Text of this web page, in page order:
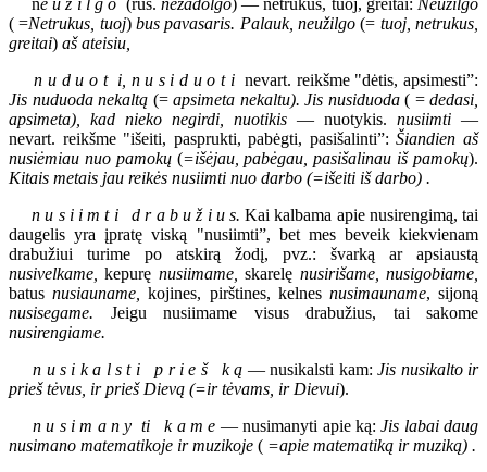
ne u ž i l g o (rus. nezadolgo) — netrukus, tuoj, greitai: Neužilgo
( =Netrukus, tuoj)bus pavasaris. Palauk, neužilgo (= tuoj, netrukus,
greitai) aš ateisiu,
n u d u o t i, n u s i d u o t i nevart. reikšme "dėtis, apsimesti”:
Jis nuduoda nekaltą (= apsimeta nekaltu). Jis nusiduoda( = dedasi,
apsimeta), kad nieko negirdi, nuotikis — nuotykis. nusiimti —
nevart. reikšme "išeiti, pasprukti, pabėgti, pasišalinti”:Šiandien aš
nusiėmiau nuo pamokų(=išėjau, pabėgau, pasišalinau iš pamokų).
Kitais metais jau reikės nusiimti nuo darbo (=išeiti iš darbo) .
n u s i i m t i d r a b u ž i u s. Kai kalbama apie nusirengimą, tai
daugelis yra įpratę viską "nusiimti”, bet mes beveik kiekvienam
drabužiui turime po atskirą žodį, pvz.: švarką ar apsiaustą
nusivelkame, kepurę nusiimame, skarelę nusirišame, nusigobiame,
batusnusiauname, kojines, pirštines, kelnes nusimauname, sijoną
nusisegame. Jeigu nusiimame visus drabužius, tai sakome
nusirengiame.
n u s i k a l s t i p r i e š k ą — nusikalsti kam:Jis nusikalto ir
prieš tėvus, ir prieš Dievą (=ir tėvams, ir Dievui).
n u s i m a n y ti k a m e — nusimanyti apie ką:Jis labai daug
nusimano matematikoje ir muzikoje ( =apie matematiką ir muziką) .